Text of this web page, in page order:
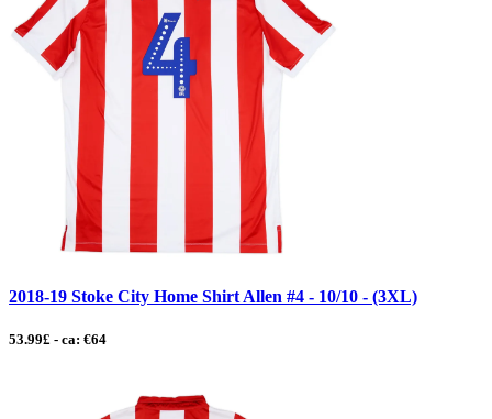
2018-19 Stoke City Home Shirt Allen #4 - 10/10 - (3XL)
53.99£ - ca: €64